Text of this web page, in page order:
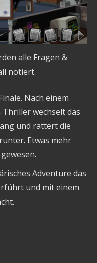
alle Fragen &
notiert.
Nach einem
wechselt das
und rattert die
Etwas mehr
Adventure das
und mit einem